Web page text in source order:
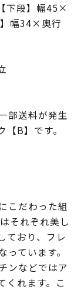
下段】幅45×
幅34×奥行
部送料が発生
B】です。
こだわった組
それぞれ美し
ており、フレ
ています。
ンなどではア
くれます。こ